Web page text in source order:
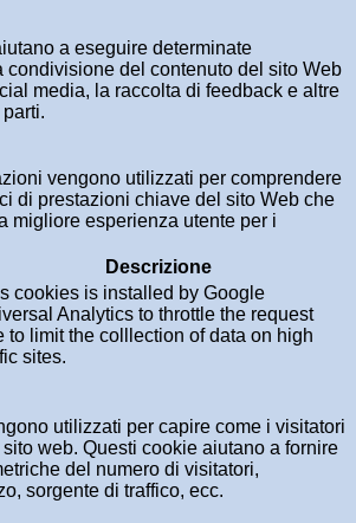
a eseguire determinate
condivisione del contenuto del sito Web
media, la raccolta di feedback e altre
vengono utilizzati per comprendere
di prestazioni chiave del sito Web che
migliore esperienza utente per i
Descrizione
cookies is installed by Google
Analytics to throttle the request
to limit the colllection of data on high
sites.
utilizzati per capire come i visitatori
web. Questi cookie aiutano a fornire
del numero di visitatori,
sorgente di traffico, ecc.